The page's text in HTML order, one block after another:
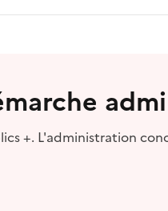
+. L'administration